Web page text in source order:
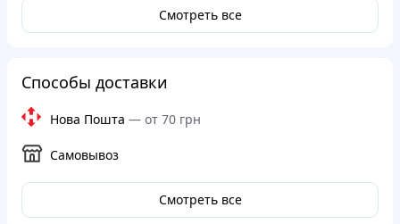
Смотреть все
Способы доставки
Нова Пошта — от 70 грн
Самовывоз
Смотреть все